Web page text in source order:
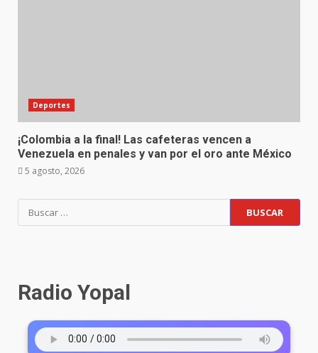
Deportes
¡Colombia a la final! Las cafeteras vencen a
Venezuela en penales y van por el oro ante México
5 agosto, 2026
Buscar:
Radio Yopal